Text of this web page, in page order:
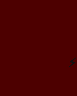
⚡